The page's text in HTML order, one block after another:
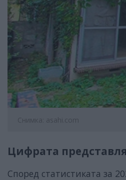
Снимка: asahi.com
Цифрата
Според статистиката за